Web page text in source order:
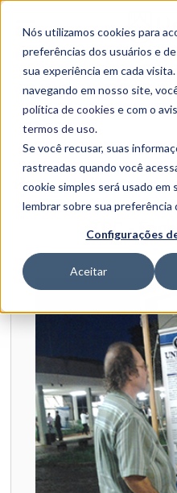
Nós utilizamos cookies para
preferências dos usuários e
sua experiência em cada
navegando em nosso site,
política de cookies e com o
termos de uso.
Se você recusar, suas
rastreadas quando você
cookie simples será usado em
lembrar sobre sua preferência
Configurações
Aceitar
Home > Institucional > Galerias
TCC -